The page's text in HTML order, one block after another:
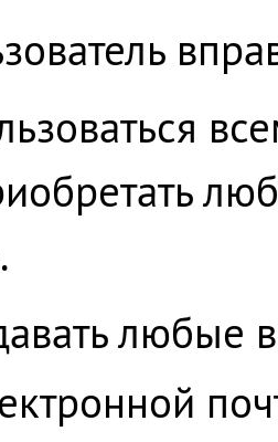
любые